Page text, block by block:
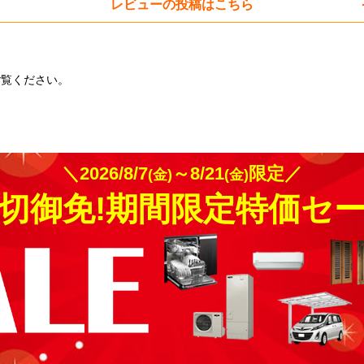
レビューの投稿はこちら
ください。
＼2026/8/7(金) ～8/21(金) 限定／
御免!期間限定特価セ